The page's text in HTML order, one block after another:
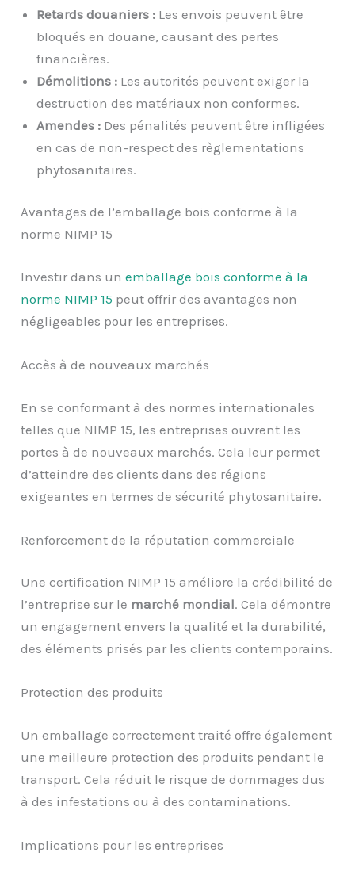
Retards douaniers : Les envois peuvent être
bloqués en douane, causant des pertes
financières.
Démolitions : Les autorités peuvent exiger la
destruction des matériaux non conformes.
Amendes : Des pénalités peuvent être infligées
en cas de non-respect des règlementations
phytosanitaires.
Avantages de l’emballage bois conforme à la
norme NIMP 15
Investir dans unemballage bois conforme à la
norme NIMP 15 peut offrir des avantages non
négligeables pour les entreprises.
Accès à de nouveaux marchés
En se conformant à des normes internationales
telles que NIMP 15, les entreprises ouvrent les
portes à de nouveaux marchés. Cela leur permet
d’atteindre des clients dans des régions
exigeantes en termes de sécurité phytosanitaire.
Renforcement de la réputation commerciale
Une certification NIMP 15 améliore la crédibilité de
l’entreprise sur le marché mondial. Cela démontre
un engagement envers la qualité et la durabilité,
des éléments prisés par les clients contemporains.
Protection des produits
Un emballage correctement traité offre également
une meilleure protection des produits pendant le
transport. Cela réduit le risque de dommages dus
à des infestations ou à des contaminations.
Implications pour les entreprises